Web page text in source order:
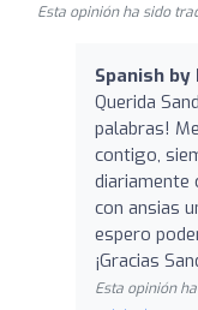
Esta opinión ha sido
Spanish by
Querida
palabras!
contigo,
diariamente
con ansias
espero
¡Gracias
Esta opinión